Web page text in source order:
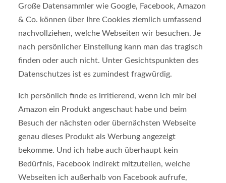
Große Datensammler wie Google, Facebook, Amazon
& Co. können über Ihre Cookies ziemlich umfassend
nachvollziehen, welche Webseiten wir besuchen. Je
nach persönlicher Einstellung kann man das tragisch
finden oder auch nicht. Unter Gesichtspunkten des
Datenschutzes ist es zumindest fragwürdig.
Ich persönlich finde es irritierend, wenn ich mir bei
Amazon ein Produkt angeschaut habe und beim
Besuch der nächsten oder übernächsten Webseite
genau dieses Produkt als Werbung angezeigt
bekomme. Und ich habe auch überhaupt kein
Bedürfnis, Facebook indirekt mitzuteilen, welche
Webseiten ich außerhalb von Facebook aufrufe,